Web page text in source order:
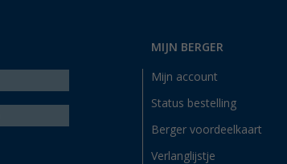
MIJN BERGER
Mijn account
Status bestelling
Berger voordeelkaart
Verlanglijstje